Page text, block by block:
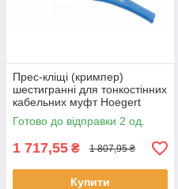
Прес-кліщі (кримпер)
шестигранні для тонкостінних
кабельних муфт Hoegert
Готово до відправки 2 од.
1 717,55 ₴ 1 807,95 ₴
Купити